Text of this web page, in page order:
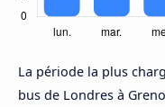
La période la plus
bus de Londres à